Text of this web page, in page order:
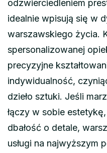
odzwierciedleniem
idealnie wpisują się w
warszawskiego życia.
spersonalizowanej
precyzyjne
indywidualność,
dzieło sztuki. Jeśli
łączy w sobie
dbałość o detale,
usługi na najwyższym